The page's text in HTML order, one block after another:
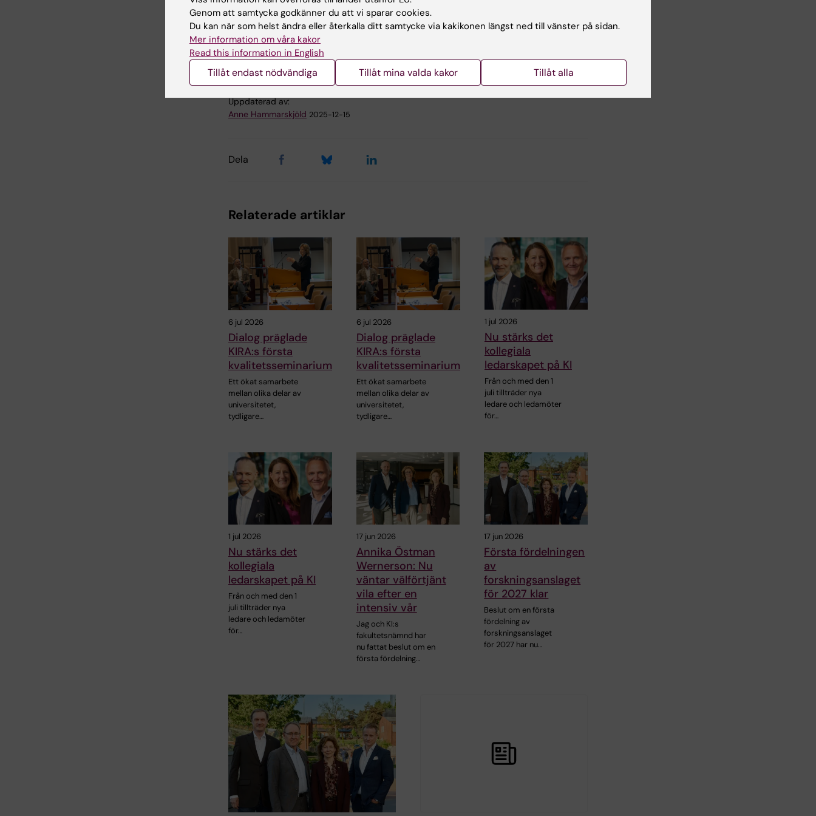
Tags
Ledning
Uppdaterad av:
Anne Hammarskjöld 2025-12-15
Dela
Relaterade artiklar
6 jul 2026
Dialog präglade
KIRA:s första
kvalitetsseminarium
Ett ökat samarbete
mellan olika delar av
universitetet,
tydligare…
6 jul 2026
Dialog präglade
KIRA:s första
kvalitetsseminarium
Ett ökat samarbete
mellan olika delar av
universitetet,
tydligare…
1 jul 2026
Nu stärks det
kollegiala
ledarskapet på KI
Från och med den 1
juli tillträder nya
ledare och ledamöter
för…
1 jul 2026
Nu stärks det
kollegiala
ledarskapet på KI
Från och med den 1
juli tillträder nya
ledare och ledamöter
för…
17 jun 2026
Annika Östman
Wernerson: Nu
väntar välförtjänt
vila efter en
intensiv vår
Jag och KI:s
fakultetsnämnd har
nu fattat beslut om en
första fördelning…
17 jun 2026
Första fördelningen
av
forskningsanslaget
för 2027 klar
Beslut om en första
fördelning av
forskningsanslaget
för 2027 har nu…
Genom att samtycka godkänner du att vi sparar cookies.
Du kan när som helst ändra eller återkalla ditt samtycke via kakikonen längst ned till vänster på sidan.
Mer information om våra kakor
Read this information in English
Tillåt endast nödvändiga Tillåt mina valda kakor Tillåt alla